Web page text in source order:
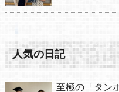
人気の日記
至極の「タン